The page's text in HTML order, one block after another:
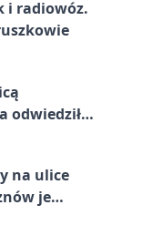
i radiowóz.
odwiedziła
na ulice
je